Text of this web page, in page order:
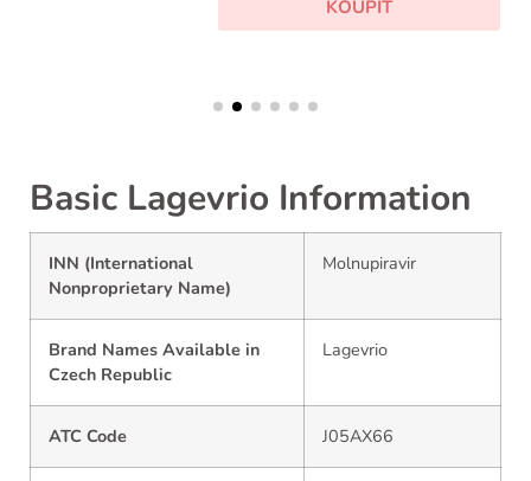
Basic Lagevrio Information
INN (International
Nonproprietary Name)
Molnupiravir
Brand Names Available in
Czech Republic
Lagevrio
ATC Code J05AX66